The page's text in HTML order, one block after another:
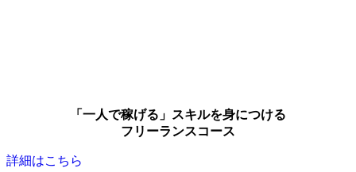
「一人で稼げる」スキルを身につける
フリーランスコース
詳細はこちら